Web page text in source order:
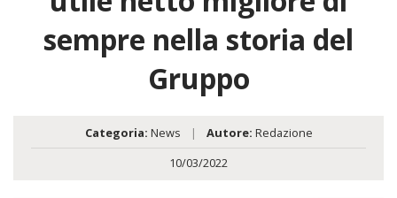
sempre nella storia del
Gruppo
Categoria: News | Autore: Redazione
10/03/2022